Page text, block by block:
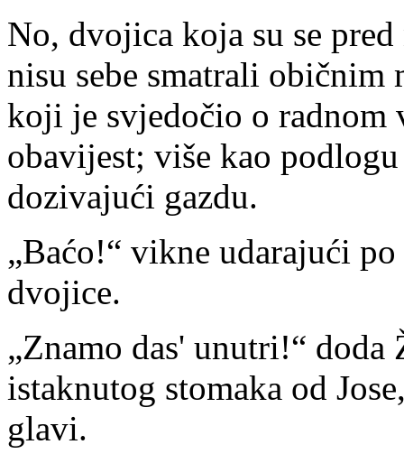
No, dvojica koja su se
nisu sebe smatrali običnim
koji je svjedočio o radnom
obavijest; više kao
dozivajući gazdu.
„Baćo!“ vikne udarajući
dvojice.
„Znamo das' unutri!“ doda
istaknutog stomaka od
glavi.